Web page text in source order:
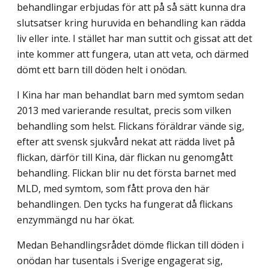
behandlingar erbjudas för att på så sätt kunna dra
slutsatser kring huruvida en behandling kan rädda
liv eller inte. I stället har man suttit och gissat att det
inte kommer att fungera, utan att veta, och därmed
dömt ett barn till döden helt i onödan.
I Kina har man behandlat barn med symtom sedan
2013 med varierande resultat, precis som vilken
behandling som helst. Flickans föräldrar vände sig,
efter att svensk sjukvård nekat att rädda livet på
flickan, därför till Kina, där flickan nu genomgått
behandling. Flickan blir nu det första barnet med
MLD, med symtom, som fått prova den här
behandlingen. Den tycks ha fungerat då flickans
enzymmängd nu har ökat.
Medan Behandlingsrådet dömde flickan till döden i
onödan har tusentals i Sverige engagerat sig,